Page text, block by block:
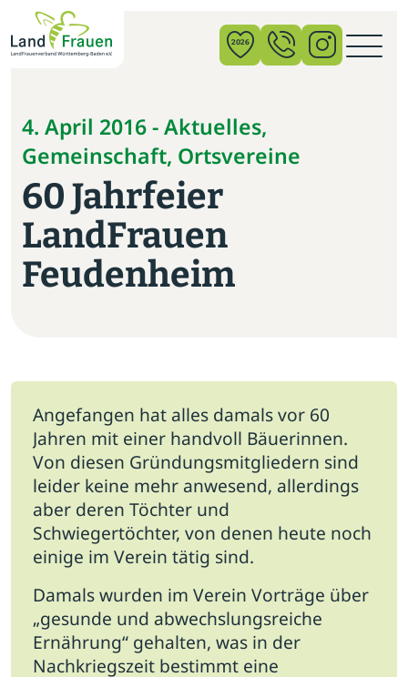
2026
4. April 2016 - Aktuelles,
Gemeinschaft, Ortsvereine
60 Jahrfeier
LandFrauen
Feudenheim
×
News
Verband
Politik
Bildung
Startseite
Jobs
Newsletter
Presse
Intern
Login
Mitglied werden
Angefangen hat alles damals vor 60
Jahren mit einer handvoll Bäuerinnen.
Von diesen Gründungsmitgliedern sind
leider keine mehr anwesend, allerdings
aber deren Töchter und
Schwiegertöchter, von denen heute noch
einige im Verein tätig sind.
Damals wurden im Verein Vorträge über
„gesunde und abwechslungsreiche
Ernährung“ gehalten, was in der
Nachkriegszeit bestimmt eine